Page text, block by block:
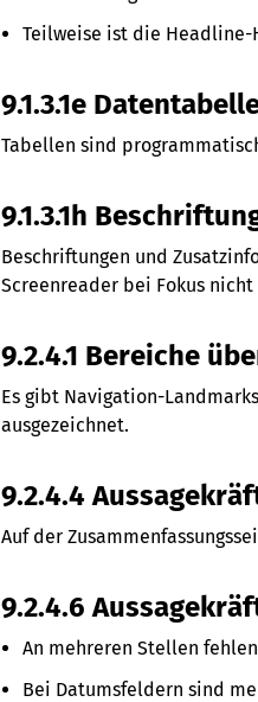
Teilweise ist die
9.1.3.1e
Tabellen sind
9.1.3.1h
Beschriftungen und
Screenreader bei Fokus nicht
9.2.4.1 Bereiche
Es gibt Navigation-
ausgezeichnet.
9.2.4.4
Auf der
9.2.4.6
An mehreren Stellen
Bei Datumsfeldern sind